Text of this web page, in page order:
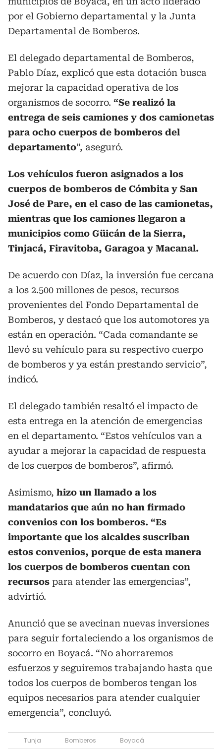
por el Gobierno departamental y la Junta
Departamental de Bomberos.
El delegado departamental de Bomberos,
Pablo Díaz, explicó que esta dotación busca
mejorar la capacidad operativa de los
organismos de socorro. “Se realizó la
entrega de seis camiones y dos camionetas
para ocho cuerpos de bomberos del
departamento”, aseguró.
Los vehículos fueron asignados a los
cuerpos de bomberos de Cómbita y San
José de Pare, en el caso de las camionetas,
mientras que los camiones llegaron a
municipios como Güicán de la Sierra,
Tinjacá, Firavitoba, Garagoa y Macanal.
De acuerdo con Díaz, la inversión fue cercana
a los 2.500 millones de pesos, recursos
provenientes del Fondo Departamental de
Bomberos, y destacó que los automotores ya
están en operación. “Cada comandante se
llevó su vehículo para su respectivo cuerpo
de bomberos y ya están prestando servicio”,
indicó.
El delegado también resaltó el impacto de
esta entrega en la atención de emergencias
en el departamento. “Estos vehículos van a
ayudar a mejorar la capacidad de respuesta
de los cuerpos de bomberos”, afirmó.
Asimismo, hizo un llamado a los
mandatarios que aún no han firmado
convenios con los bomberos. “Es
importante que los alcaldes suscriban
estos convenios, porque de esta manera
los cuerpos de bomberos cuentan con
recursos para atender las emergencias”,
advirtió.
Anunció que se avecinan nuevas inversiones
para seguir fortaleciendo a los organismos de
socorro en Boyacá. “No ahorraremos
esfuerzos y seguiremos trabajando hasta que
todos los cuerpos de bomberos tengan los
equipos necesarios para atender cualquier
emergencia”, concluyó.
Tunja Bomberos Boyacá